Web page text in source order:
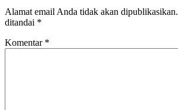
Alamat email Anda tidak akan dipublikasikan.
ditandai *
Komentar *